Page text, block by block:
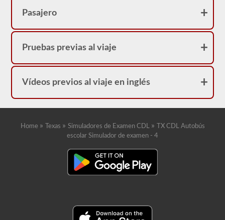
dependen
ti.
Pasajero
Pruebas previas al viaje
Vídeos previos al viaje en inglés
Home » Texas » Simuladores de Examen CDL »
TX CDL Autobús
escolar Simulador de examen - 4